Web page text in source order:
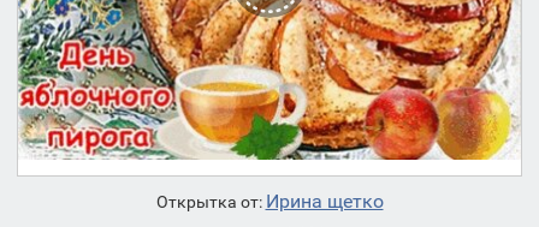
Открытка от: Ирина щетко